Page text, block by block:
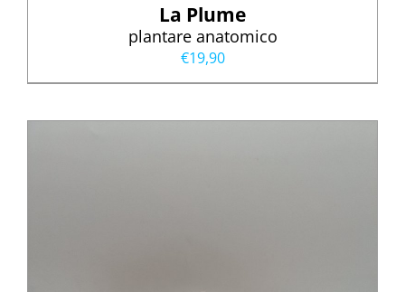
La Plume
plantare anatomico
€19,90